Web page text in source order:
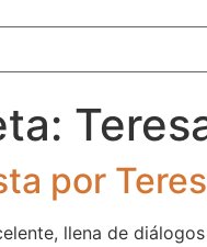
por
llena de